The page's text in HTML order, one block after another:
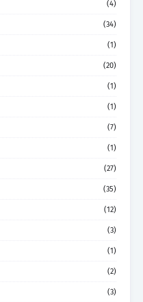
(4)
(34)
(1)
(20)
(1)
(1)
(7)
(1)
(27)
(35)
(12)
(3)
(1)
(2)
(3)